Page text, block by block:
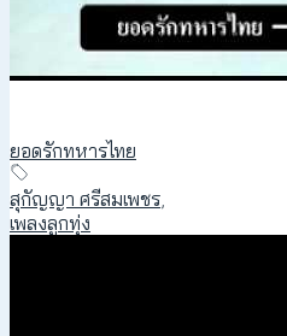
ยอดรักทหารไทย
สุกัญญา ศรีสมเพชร,
เพลงลูกทุ่ง